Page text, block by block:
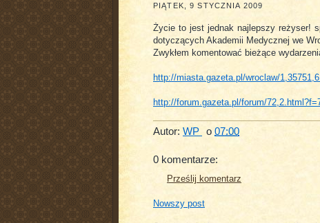
PIĄTEK, 9 STYCZNIA 2009
Życie to jest jednak najlepszy reżyser!
dotyczących Akademii Medycznej we
Zwykłem komentować bieżące
http://miasta.gazeta.pl/wroclaw/
http://forum.gazeta.pl/forum/
Autor: WP o 07:00
0 komentarze:
Prześlij komentarz
Nowszy post